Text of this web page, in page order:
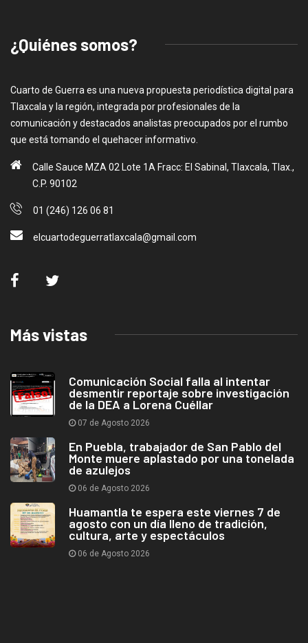
¿Quiénes somos?
Cuarto de Guerra es una nueva propuesta periodística digital para
Tlaxcala y la región, integrada por profesionales de la
comunicación y destacados analistas preocupados por el rumbo
que está tomando el quehacer informativo.
Calle Sauce MZA 02 Lote 1A Fracc: El Sabinal, Tlaxcala, Tlax.,
C.P. 90102
01 (246) 126 06 81
elcuartodeguerratlaxcala@gmail.com
Más vistas
Comunicación Social falla al intentar
desmentir reportaje sobre investigación
de la DEA a Lorena Cuéllar
07 de Agosto 2026
En Puebla, trabajador de San Pablo del
Monte muere aplastado por una tonelada
de azulejos
06 de Agosto 2026
Huamantla te espera este viernes 7 de
agosto con un día lleno de tradición,
cultura, arte y espectáculos
06 de Agosto 2026